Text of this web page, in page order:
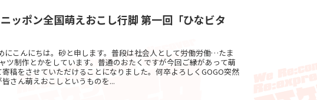
ッポン全国萌えおこし行脚 第一回「ひなビタ
にこんにちは。砂と申します。普段は社会人として労働労働…たま
ツ制作とかをしています。普通のおたくですが今回ご縁があって萌
寄稿をさせていただけることになりました。何卒よろしくGOGO突然
皆さん萌えおこしというものを...